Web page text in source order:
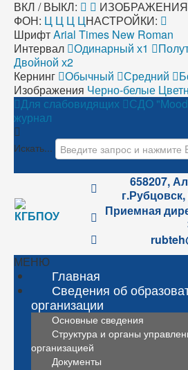
ВКЛ / ВЫКЛ:
ФОН: Ц Ц Ц ЦНАСТРОЙКИ:
ШрифтArial Times New Roman
Интервал
Одинарный х1
Двойной х2
Кернинг
Обычный Средний
Изображения Черно-белые
Для слабовидящих
СДО
журнал
Искать...
658207,
Приемная
МЕНЮ
Главная
Сведения об
организации
Основные сведения
Структура и органы
организацией
Документы